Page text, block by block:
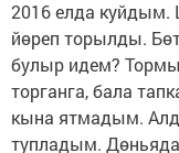
2016 елда куйдым.
йөреп торылды.
булыр идем?
торганга, бала
кына ятмадым.
тупладым. Дөньяда